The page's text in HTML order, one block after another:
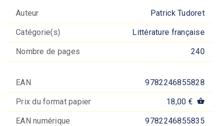
Auteur Patrick Tudoret
Catégorie(s) Littérature française
Nombre de pages 240
EAN 9782246855828
Prix du format papier 18,00 € shopping_basket
EAN numérique 9782246855835